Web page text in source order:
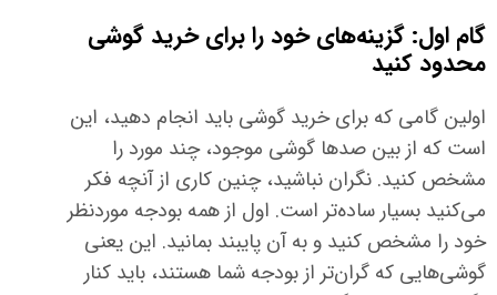
گام اول: گزینه‌های خود را برای خرید گوشی
محدود کنید
اولین گامی که برای خرید گوشی باید انجام دهید، این
است که از بین صدها گوشی موجود، چند مورد را
مشخص کنید. نگران نباشید، چنین کاری از آنچه فکر
می‌کنید بسیار ساده‌تر است. اول از همه بودجه موردنظر
خود را مشخص کنید و به آن پایبند بمانید. این یعنی
گوشی‌هایی که گران‌تر از بودجه شما هستند، باید کنار